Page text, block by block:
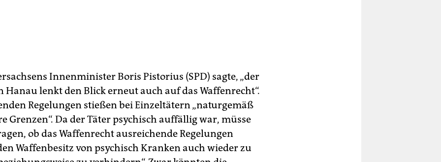
Innenminister Boris Pistorius (SPD) sagte, „der
Hanau lenkt den Blick erneut auch auf das Waffenrecht“.
Regelungen stießen bei Einzeltätern „naturgemäß
Grenzen“. Da der Täter psychisch auffällig war, müsse
ob das Waffenrecht ausreichende Regelungen
Waffenbesitz von psychisch Kranken auch wieder zu